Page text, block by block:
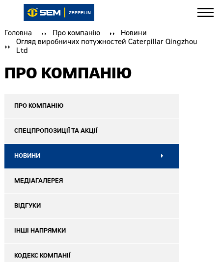
Головна Про компанію
Новини
Огляд виробничих потужностей Caterpillar Qingzhou
Ltd
ПРО КОМПАНІЮ
ПРО КОМПАНІЮ
СПЕЦПРОПОЗИЦІЇ ТА АКЦІЇ
НОВИНИ
МЕДІАГАЛЕРЕЯ
ВІДГУКИ
ІНШІ НАПРЯМКИ
КОДЕКС КОМПАНІЇ